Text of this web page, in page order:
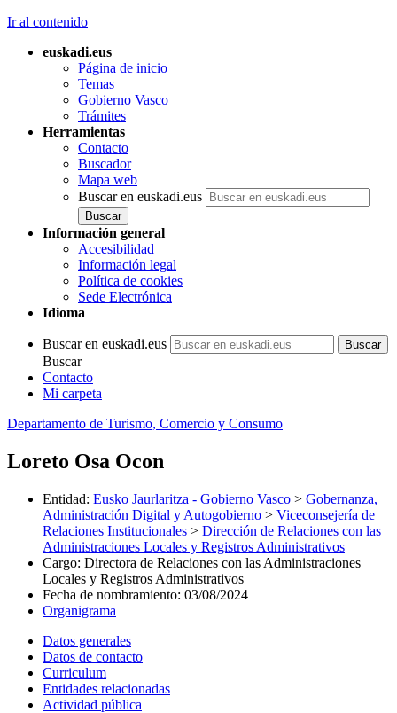
Ir al contenido
euskadi.eus
Página de inicio
Temas
Gobierno Vasco
Trámites
Herramientas
Contacto
Buscador
Mapa web
Buscar en euskadi.eus
Información general
Accesibilidad
Información legal
Política de cookies
Sede Electrónica
Idioma
Buscar en euskadi.eus
Buscar
Contacto
Mi carpeta
Departamento de Turismo, Comercio y Consumo
Loreto Osa Ocon
Entidad: Eusko Jaurlaritza - Gobierno Vasco > Gobernanza,
Administración Digital y Autogobierno > Viceconsejería de
Relaciones Institucionales > Dirección de Relaciones con las
Administraciones Locales y Registros Administrativos
Cargo: Directora de Relaciones con las Administraciones
Locales y Registros Administrativos
Fecha de nombramiento: 03/08/2024
Organigrama
Datos generales
Datos de contacto
Curriculum
Entidades relacionadas
Actividad pública